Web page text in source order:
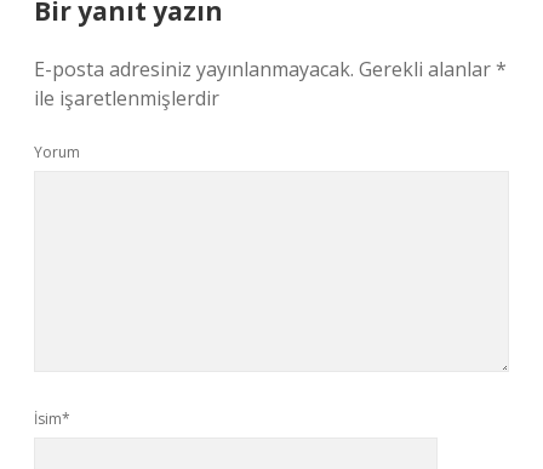
Bir yanıt yazın
E-posta adresiniz yayınlanmayacak. Gerekli alanlar*
ile işaretlenmişlerdir
Yorum
İsim*